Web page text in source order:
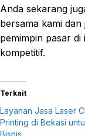
Anda sekarang
bersama kami
pemimpin pasar
kompetitif.
Terkait
Layanan Jasa Laser
Printing di Bekasi